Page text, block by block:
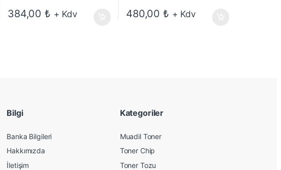
384,00 ₺ + Kdv 480,00 ₺ + Kdv
Bilgi
Banka Bilgileri
Hakkımızda
İletişim
Kategoriler
Muadil Toner
Toner Chip
Toner Tozu